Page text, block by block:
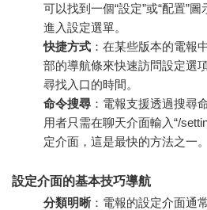
可以找到一個“設定”或“配置”
進入設定選單。
快捷方式 ：在某些版本的電報
部的導航條來快速訪問設定選
尋找入口的時間。
命令搜尋 ：電報支援透過搜尋
用者只需在聊天介面輸入“/
定介面，這是最快的方法之一。
設定介面的基本技巧導航
分類明晰 ：電報的設定介面通